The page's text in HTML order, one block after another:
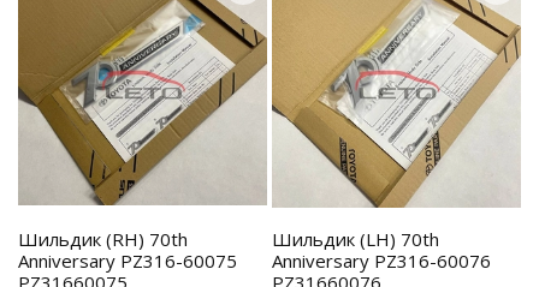
Шильдик (RH) 70th
Anniversary PZ316-60075
PZ31660075
Шильдик (LH) 70th
Anniversary PZ316-60076
PZ31660076